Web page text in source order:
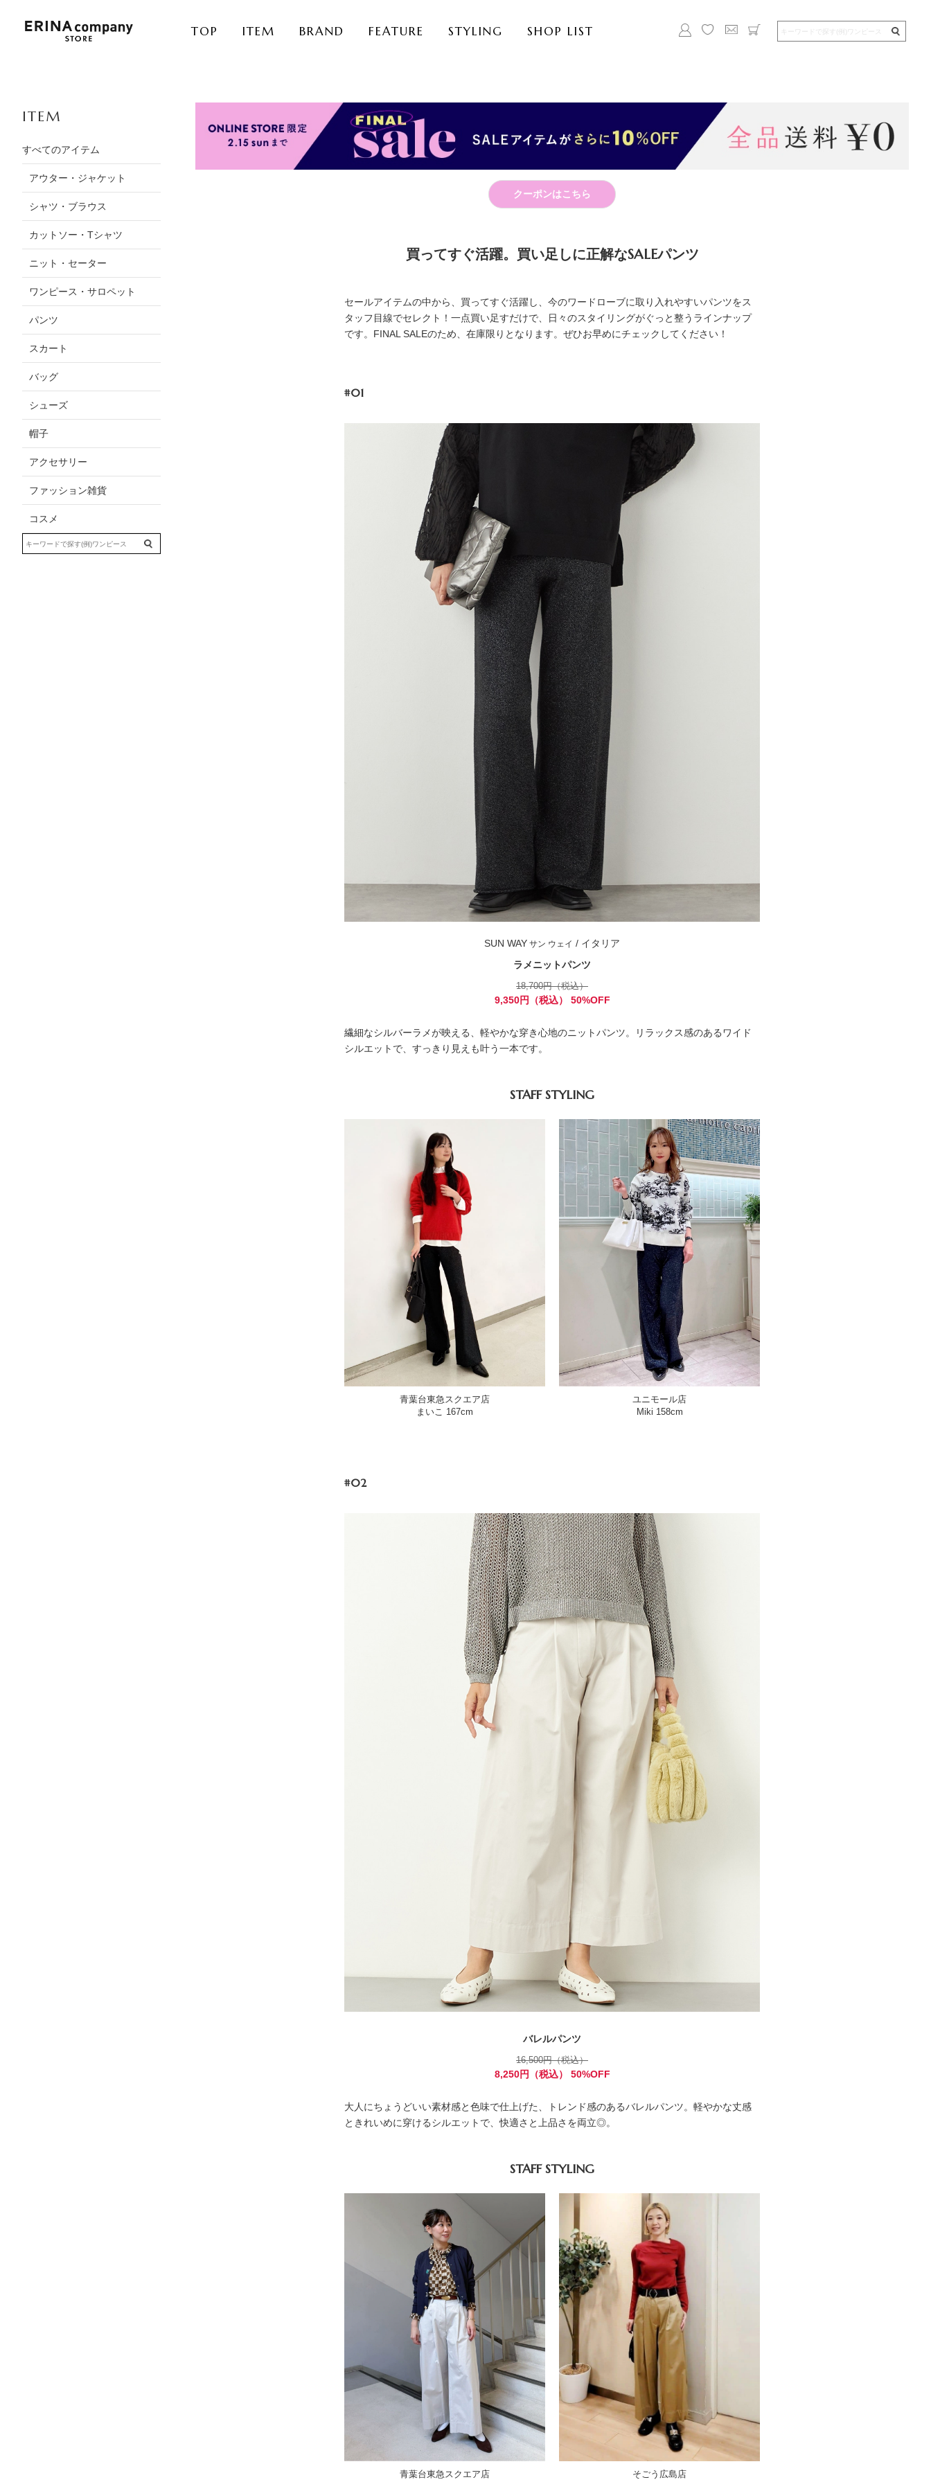
TOP ITEM BRAND FEATURE STYLING SHOP LIST
ITEM
すべてのアイテム
アウター・ジャケット
シャツ・ブラウス
カットソー・Tシャツ
ニット・セーター
ワンピース・サロペット
パンツ
スカート
バッグ
シューズ
帽子
アクセサリー
ファッション雑貨
コスメ
クーポンはこちら
買ってすぐ活躍。買い足しに正解なSALEパンツ
セールアイテムの中から、買ってすぐ活躍し、今のワードローブに取り入れやすいパンツをス
タッフ目線でセレクト！一点買い足すだけで、日々のスタイリングがぐっと整うラインナップ
です。FINAL SALEのため、在庫限りとなります。ぜひお早めにチェックしてください！
#01
SUN WAY サン ウェイ / イタリア
ラメニットパンツ
18,700円（税込）
9,350円（税込） 50%OFF
繊細なシルバーラメが映える、軽やかな穿き心地のニットパンツ。リラックス感のあるワイド
シルエットで、すっきり見えも叶う一本です。
STAFF STYLING
青葉台東急スクエア店
まいこ 167cm
ユニモール店
Miki 158cm
#02
バレルパンツ
16,500円（税込）
8,250円（税込） 50%OFF
大人にちょうどいい素材感と色味で仕上げた、トレンド感のあるバレルパンツ。軽やかな丈感
ときれいめに穿けるシルエットで、快適さと上品さを両立◎。
STAFF STYLING
青葉台東急スクエア店 そごう広島店